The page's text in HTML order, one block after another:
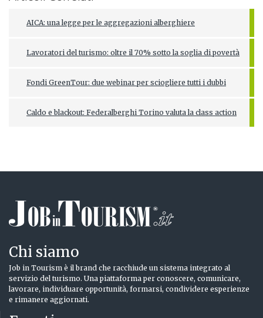
AICA: una legge per le aggregazioni alberghiere
Lavoratori del turismo: oltre il 70% sotto la soglia di povertà
Fondi GreenTour: due webinar per sciogliere tutti i dubbi
Caldo e blackout: Federalberghi Torino valuta la class action
Chi siamo
Job in Tourism è il brand che racchiude un sistema integrato al
servizio del turismo. Una piattaforma per conoscere, comunicare,
lavorare, individuare opportunità, formarsi, condividere esperienze
e rimanere aggiornati.